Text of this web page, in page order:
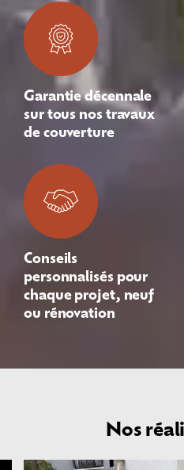
Garantie décennale
sur tous nos travaux
de couverture
Conseils
personnalisés pour
chaque projet, neuf
ou rénovation
Nos